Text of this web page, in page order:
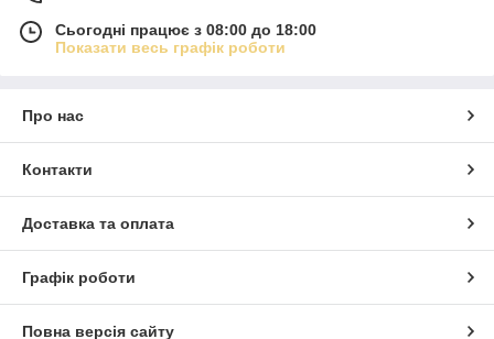
Сьогодні працює з 08:00 до 18:00
Показати весь графік роботи
Про нас
Контакти
Доставка та оплата
Графік роботи
Повна версія сайту